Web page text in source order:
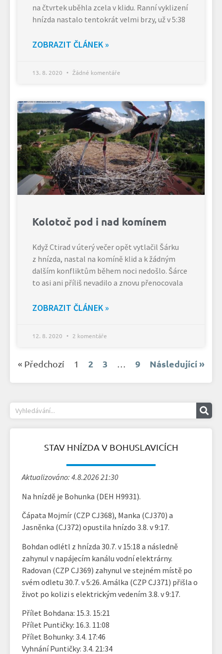
na čtvrtek uběhla zcela v klidu. Ranní vyklizení
hnízda nastalo tentokrát velmi brzy, už v 5:38
ZOBRAZIT ČLÁNEK »
13. 8. 2020 Žádné komentáře
Kolotoč pod i nad komínem
Když Ctirad v úterý večer opět vytlačil Šárku
z hnízda, nastal na komíně klid a k žádným
dalším konfliktům během noci nedošlo. Šárce
to asi ani příliš nevadilo a znovu přenocovala
ZOBRAZIT ČLÁNEK »
12. 8. 2020 2 komentáře
« Předchozí 1 2 3 … 9 Následující »
STAV HNÍZDA V BOHUSLAVICÍCH
Aktualizováno: 4.8.2026 21:30
Na hnízdě je Bohunka (DEH H9931).
Čápata Mojmír (CZP CJ368), Manka (CJ370) a
Jasněnka (CJ372) opustila hnízdo 3.8. v 9:17.
Bohdan odlétl z hnízda 30.7. v 15:18 a následně
zahynul v napájecím kanálu vodní elektrárny.
Radovan (CZP CJ369) zahynul ve stejném místě po
svém odletu 30.7. v 5:26. Amálka (CZP CJ371) přišla o
život po kolizi s elektrickým vedením 3.8. v 9:17.
Přílet Bohdana: 15.3. 15:21
Přílet Puntičky: 16.3. 11:08
Přílet Bohunky: 3.4. 17:46
Vyhnání Puntičky: 3.4. 21:34